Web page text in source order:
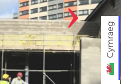
Cymraeg
›